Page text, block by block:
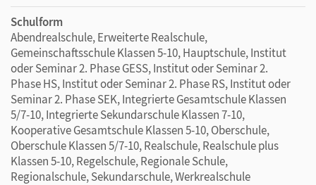
Schulform
Abendrealschule, Erweiterte Realschule,
Gemeinschaftsschule Klassen 5-10, Hauptschule, Institut
oder Seminar 2. Phase GESS, Institut oder Seminar 2.
Phase HS, Institut oder Seminar 2. Phase RS, Institut oder
Seminar 2. Phase SEK, Integrierte Gesamtschule Klassen
5/7-10, Integrierte Sekundarschule Klassen 7-10,
Kooperative Gesamtschule Klassen 5-10, Oberschule,
Oberschule Klassen 5/7-10, Realschule, Realschule plus
Klassen 5-10, Regelschule, Regionale Schule,
Regionalschule, Sekundarschule, Werkrealschule